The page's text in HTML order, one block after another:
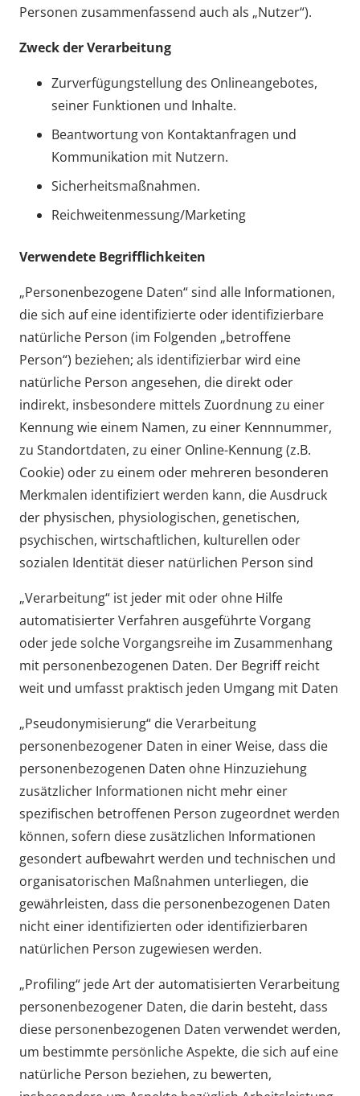
Personen zusammenfassend auch als „Nutzer“).
Zweck der Verarbeitung
Zurverfügungstellung des Onlineangebotes,
seiner Funktionen und Inhalte.
Beantwortung von Kontaktanfragen und
Kommunikation mit Nutzern.
Sicherheitsmaßnahmen.
Reichweitenmessung/Marketing
Verwendete Begrifflichkeiten
„Personenbezogene Daten“ sind alle Informationen,
die sich auf eine identifizierte oder identifizierbare
natürliche Person (im Folgenden „betroffene
Person“) beziehen; als identifizierbar wird eine
natürliche Person angesehen, die direkt oder
indirekt, insbesondere mittels Zuordnung zu einer
Kennung wie einem Namen, zu einer Kennnummer,
zu Standortdaten, zu einer Online-Kennung (z.B.
Cookie) oder zu einem oder mehreren besonderen
Merkmalen identifiziert werden kann, die Ausdruck
der physischen, physiologischen, genetischen,
psychischen, wirtschaftlichen, kulturellen oder
sozialen Identität dieser natürlichen Person sind
„Verarbeitung“ ist jeder mit oder ohne Hilfe
automatisierter Verfahren ausgeführte Vorgang
oder jede solche Vorgangsreihe im Zusammenhang
mit personenbezogenen Daten. Der Begriff reicht
weit und umfasst praktisch jeden Umgang mit Daten
„Pseudonymisierung“ die Verarbeitung
personenbezogener Daten in einer Weise, dass die
personenbezogenen Daten ohne Hinzuziehung
zusätzlicher Informationen nicht mehr einer
spezifischen betroffenen Person zugeordnet werden
können, sofern diese zusätzlichen Informationen
gesondert aufbewahrt werden und technischen und
organisatorischen Maßnahmen unterliegen, die
gewährleisten, dass die personenbezogenen Daten
nicht einer identifizierten oder identifizierbaren
natürlichen Person zugewiesen werden.
„Profiling“ jede Art der automatisierten Verarbeitung
personenbezogener Daten, die darin besteht, dass
diese personenbezogenen Daten verwendet werden,
um bestimmte persönliche Aspekte, die sich auf eine
natürliche Person beziehen, zu bewerten,